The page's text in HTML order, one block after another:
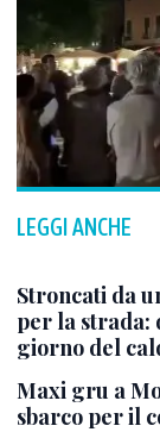
LEGGI ANCHE
Stroncati da
per la strada:
giorno del
Maxi gru a
sbarco per il